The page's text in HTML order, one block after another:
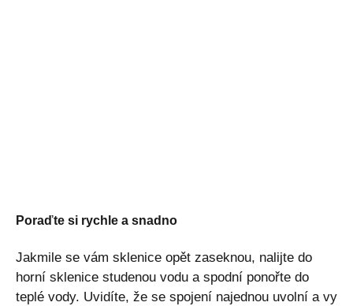
Poraďte si rychle a snadno
Jakmile se vám sklenice opět zaseknou, nalijte do
horní sklenice studenou vodu a spodní ponořte do
teplé vody. Uvidíte, že se spojení najednou uvolní a vy